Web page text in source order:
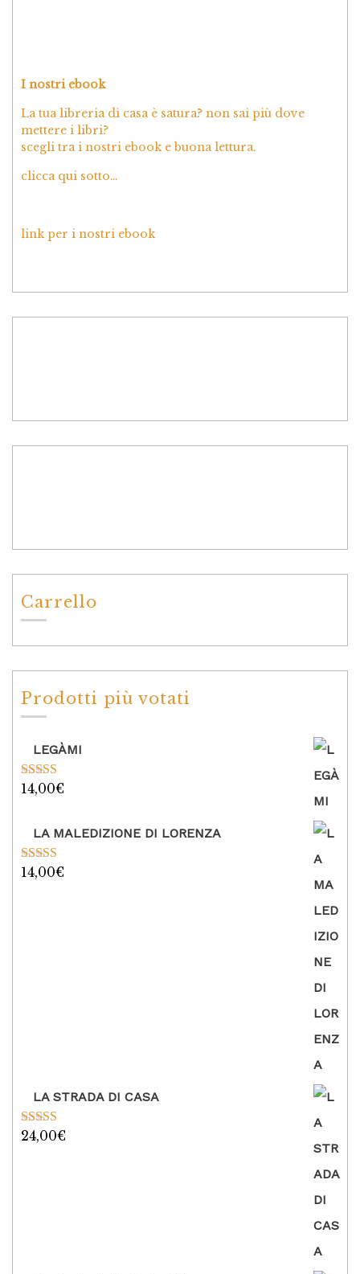
I nostri ebook
La tua libreria di casa è satura? non sai più dove
mettere i libri?
scegli tra i nostri ebook e buona lettura.
clicca qui sotto…
link per i nostri ebook
Carrello
Prodotti più votati
LEGÀMI
Valutato
14,00€
LA MALEDIZIONE DI LORENZA
Valutato
14,00€
LA STRADA DI CASA
Valutato
24,00€